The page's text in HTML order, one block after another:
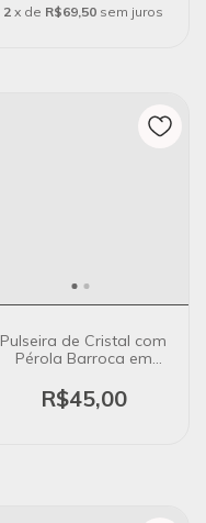
2 x de R$69,50 sem juros
Pulseira de Cristal com
Pérola Barroca em
R$45,00